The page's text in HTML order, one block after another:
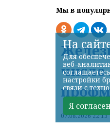
Мы в
число
07.08.2026 22:13
На
Для
веб-
настройки
связи с
Я согласен